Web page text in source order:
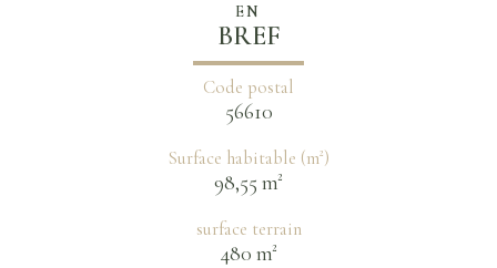
EN
BREF
Code postal
56610
Surface habitable (m²)
98,55 m²
surface terrain
480 m²